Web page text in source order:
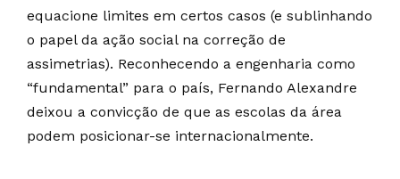
equacione limites em certos casos (e sublinhando
o papel da ação social na correção de
assimetrias). Reconhecendo a engenharia como
“fundamental” para o país, Fernando Alexandre
deixou a convicção de que as escolas da área
podem posicionar-se internacionalmente.